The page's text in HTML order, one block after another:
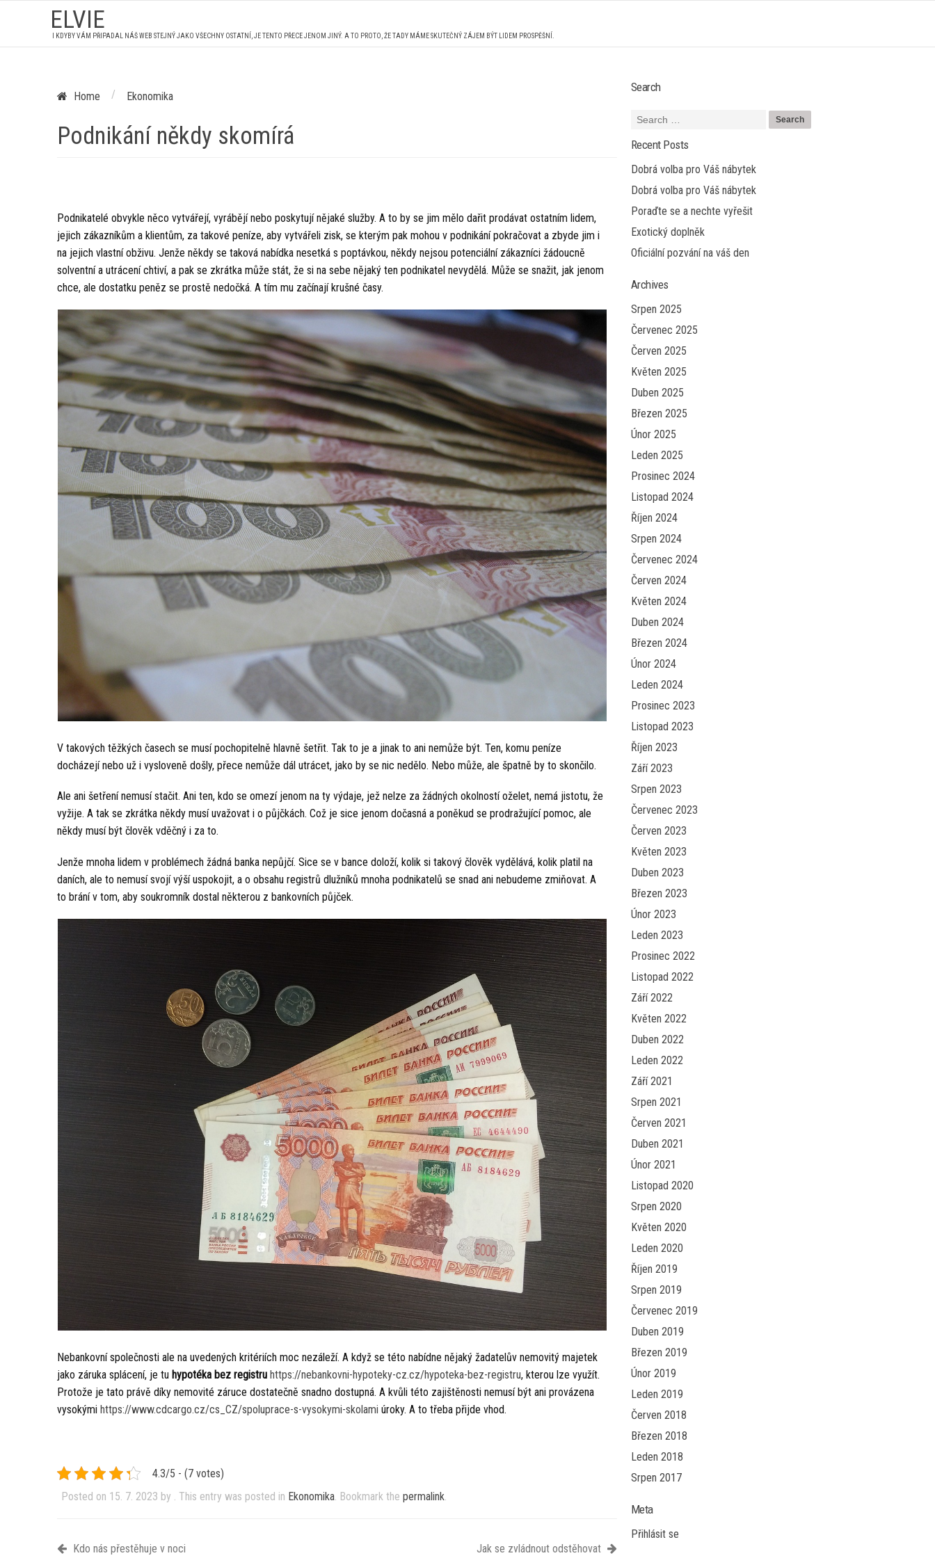
ELVIE
I KDYBY VÁM PŘIPADAL NÁŠ WEB STEJNÝ JAKO VŠECHNY OSTATNÍ, JE TENTO PŘECE JENOM JINÝ. A TO PROTO, ŽE TADY MÁME SKUTEČNÝ ZÁJEM BÝT LIDEM PROSPĚŠNÍ.
Home / Ekonomika
Podnikání někdy skomírá
Podnikatelé obvykle něco vytvářejí, vyrábějí nebo poskytují nějaké služby. A to by se jim mělo dařit prodávat ostatním lidem,
jejich zákazníkům a klientům, za takové peníze, aby vytvářeli zisk, se kterým pak mohou v podnikání pokračovat a zbyde jim i
na jejich vlastní obživu. Jenže někdy se taková nabídka nesetká s poptávkou, někdy nejsou potenciální zákazníci žádoucně
solventní a utrácení chtiví, a pak se zkrátka může stát, že si na sebe nějaký ten podnikatel nevydělá. Může se snažit, jak jenom
chce, ale dostatku peněz se prostě nedočká. A tím mu začínají krušné časy.
V takových těžkých časech se musí pochopitelně hlavně šetřit. Tak to je a jinak to ani nemůže být. Ten, komu peníze
docházejí nebo už i vysloveně došly, přece nemůže dál utrácet, jako by se nic nedělo. Nebo může, ale špatně by to skončilo.
Ale ani šetření nemusí stačit. Ani ten, kdo se omezí jenom na ty výdaje, jež nelze za žádných okolností oželet, nemá jistotu, že
vyžije. A tak se zkrátka někdy musí uvažovat i o půjčkách. Což je sice jenom dočasná a poněkud se prodražující pomoc, ale
někdy musí být člověk vděčný i za to.
Jenže mnoha lidem v problémech žádná banka nepůjčí. Sice se v bance doloží, kolik si takový člověk vydělává, kolik platil na
daních, ale to nemusí svojí výší uspokojit, a o obsahu registrů dlužníků mnoha podnikatelů se snad ani nebudeme zmiňovat. A
to brání v tom, aby soukromník dostal některou z bankovních půjček.
Nebankovní společnosti ale na uvedených kritériích moc nezáleží. A když se této nabídne nějaký žadatelův nemovitý majetek
jako záruka splácení, je tu hypotéka bez registru https://nebankovni-hypoteky-cz.cz/hypoteka-bez-registru, kterou lze využít.
Protože je tato právě díky nemovité záruce dostatečně snadno dostupná. A kvůli této zajištěnosti nemusí být ani provázena
vysokými https://www.cdcargo.cz/cs_CZ/spoluprace-s-vysokymi-skolami úroky. A to třeba přijde vhod.
4.3/5 - (7 votes)
Posted on 15. 7. 2023 by . This entry was posted in Ekonomika. Bookmark the permalink.
Kdo nás přestěhuje v noci Jak se zvládnout odstěhovat
Search
Recent Posts
Dobrá volba pro Váš nábytek
Dobrá volba pro Váš nábytek
Poraďte se a nechte vyřešit
Exotický doplněk
Oficiální pozvání na váš den
Archives
Srpen 2025
Červenec 2025
Červen 2025
Květen 2025
Duben 2025
Březen 2025
Únor 2025
Leden 2025
Prosinec 2024
Listopad 2024
Říjen 2024
Srpen 2024
Červenec 2024
Červen 2024
Květen 2024
Duben 2024
Březen 2024
Únor 2024
Leden 2024
Prosinec 2023
Listopad 2023
Říjen 2023
Září 2023
Srpen 2023
Červenec 2023
Červen 2023
Květen 2023
Duben 2023
Březen 2023
Únor 2023
Leden 2023
Prosinec 2022
Listopad 2022
Září 2022
Květen 2022
Duben 2022
Leden 2022
Září 2021
Srpen 2021
Červen 2021
Duben 2021
Únor 2021
Listopad 2020
Srpen 2020
Květen 2020
Leden 2020
Říjen 2019
Srpen 2019
Červenec 2019
Duben 2019
Březen 2019
Únor 2019
Leden 2019
Červen 2018
Březen 2018
Leden 2018
Srpen 2017
Meta
Přihlásit se